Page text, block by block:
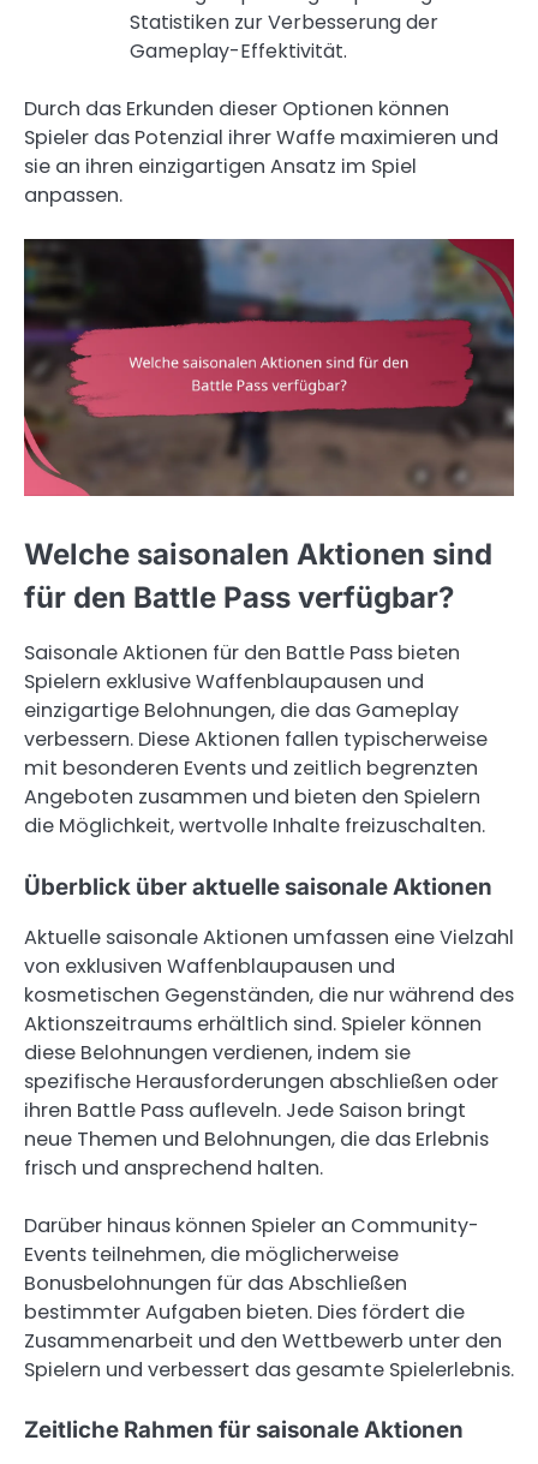
Statistiken zur Verbesserung der
Gameplay-Effektivität.
Durch das Erkunden dieser Optionen können
Spieler das Potenzial ihrer Waffe maximieren und
sie an ihren einzigartigen Ansatz im Spiel
anpassen.
Welche saisonalen Aktionen sind
für den Battle Pass verfügbar?
Saisonale Aktionen für den Battle Pass bieten
Spielern exklusive Waffenblaupausen und
einzigartige Belohnungen, die das Gameplay
verbessern. Diese Aktionen fallen typischerweise
mit besonderen Events und zeitlich begrenzten
Angeboten zusammen und bieten den Spielern
die Möglichkeit, wertvolle Inhalte freizuschalten.
Überblick über aktuelle saisonale Aktionen
Aktuelle saisonale Aktionen umfassen eine Vielzahl
von exklusiven Waffenblaupausen und
kosmetischen Gegenständen, die nur während des
Aktionszeitraums erhältlich sind. Spieler können
diese Belohnungen verdienen, indem sie
spezifische Herausforderungen abschließen oder
ihren Battle Pass aufleveln. Jede Saison bringt
neue Themen und Belohnungen, die das Erlebnis
frisch und ansprechend halten.
Darüber hinaus können Spieler an Community-
Events teilnehmen, die möglicherweise
Bonusbelohnungen für das Abschließen
bestimmter Aufgaben bieten. Dies fördert die
Zusammenarbeit und den Wettbewerb unter den
Spielern und verbessert das gesamte Spielerlebnis.
Zeitliche Rahmen für saisonale Aktionen